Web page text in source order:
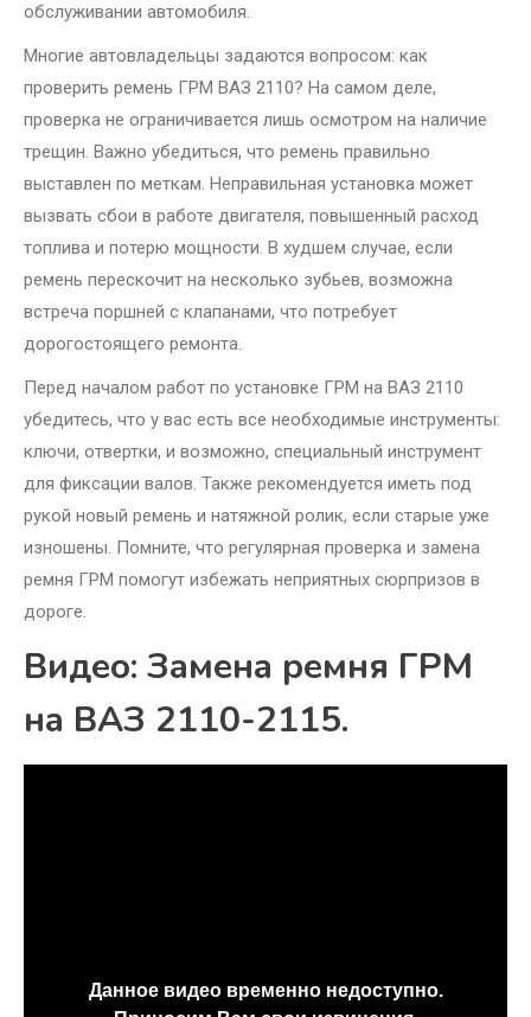
обслуживании автомобиля.
Многие автовладельцы задаются вопросом: как
проверить ремень ГРМ ВАЗ 2110? На самом деле,
проверка не ограничивается лишь осмотром на наличие
трещин. Важно убедиться, что ремень правильно
выставлен по меткам. Неправильная установка может
вызвать сбои в работе двигателя, повышенный расход
топлива и потерю мощности. В худшем случае, если
ремень перескочит на несколько зубьев, возможна
встреча поршней с клапанами, что потребует
дорогостоящего ремонта.
Перед началом работ по установке ГРМ на ВАЗ 2110
убедитесь, что у вас есть все необходимые инструменты:
ключи, отвертки, и возможно, специальный инструмент
для фиксации валов. Также рекомендуется иметь под
рукой новый ремень и натяжной ролик, если старые уже
изношены. Помните, что регулярная проверка и замена
ремня ГРМ помогут избежать неприятных сюрпризов в
дороге.
Видео: Замена ремня ГРМ
на ВАЗ 2110-2115.